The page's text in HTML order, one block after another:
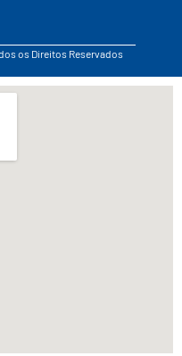
os Direitos Reservados